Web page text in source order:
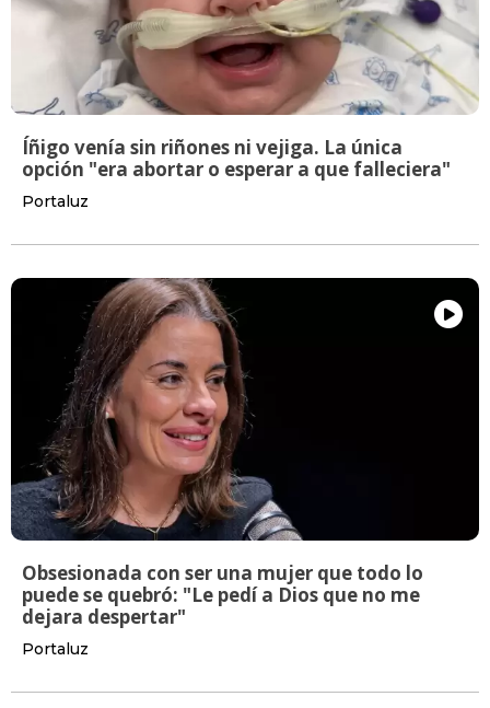
Íñigo venía sin riñones ni vejiga. La única
opción "era abortar o esperar a que falleciera"
Portaluz
Obsesionada con ser una mujer que todo lo
puede se quebró: "Le pedí a Dios que no me
dejara despertar"
Portaluz